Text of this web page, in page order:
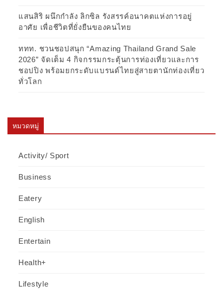
แสนสิริ ผนึกกำลัง ลิกซิล รังสรรค์อนาคตแห่งการอยู่
อาศัย เพื่อชีวิตที่ยั่งยืนของคนไทย
ททท. ชวนชอปสนุก “Amazing Thailand Grand Sale
2026” จัดเต็ม 4 กิจกรรมกระตุ้นการท่องเที่ยวและการ
ชอปปิง พร้อมยกระดับแบรนด์ไทยสู่สายตานักท่องเที่ยว
ทั่วโลก
หมวดหมู่
Activity/ Sport
Business
Eatery
English
Entertain
Health+
Lifestyle